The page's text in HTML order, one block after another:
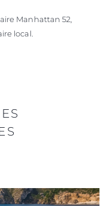
Manhattan 52,
local.